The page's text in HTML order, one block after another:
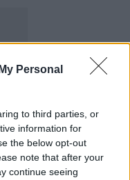
Personal
to third parties, or
information for
the below opt-out
note that after your
continue seeing